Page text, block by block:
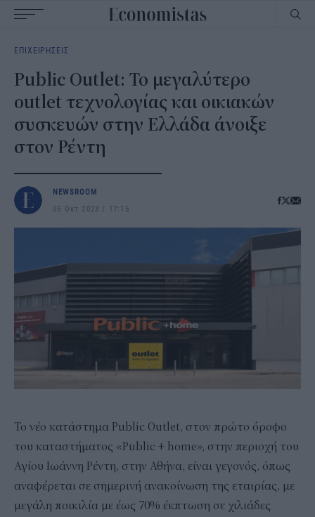
navigation
ΕΠΙΧΕΙΡΗΣΕΙΣ
Public Outlet: Το μεγαλύτερο
outlet τεχνολογίας και οικιακών
συσκευών στην Ελλάδα άνοιξε
στον Ρέντη
NEWSROOM
05 Οκτ 2023
17:15
Το νέο κατάστημα Public Outlet, στον πρώτο όροφο
του καταστήματος «Public + home», στην περιοχή του
Αγίου Ιωάννη Ρέντη, στην Αθήνα, είναι γεγονός, όπως
αναφέρεται σε σημερινή ανακοίνωση της εταιρίας, με
μεγάλη ποικιλία με έως 70% έκπτωση σε χιλιάδες